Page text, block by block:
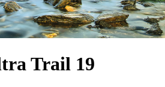
Trail 19